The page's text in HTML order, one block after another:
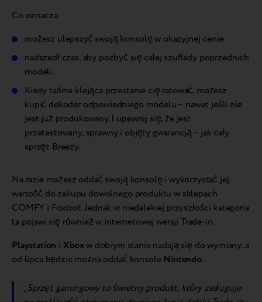
Co oznacza:
możesz ulepszyć swoją konsolę w okazyjnej cenie
nadszedł czas, aby pozbyć się całej szuflady poprzednich
modeli.
Kiedy taśma klejąca przestanie cię ratować, możesz
kupić dekoder odpowiedniego modelu – nawet jeśli nie
jest już produkowany. I upewnij się, że jest
przetestowany, sprawny i objęty gwarancją – jak cały
sprzęt Breezy.
Na razie możesz oddać swoją konsolę i wykorzystać jej
wartość do zakupu dowolnego produktu w sklepach
COMFY i Foxtrot. Jednak w niedalekiej przyszłości kategoria
ta pojawi się również w internetowej wersji Trade-in.
Playstation i Xboxw dobrym stanie nadają się do wymiany, a
od lipca będzie można oddać konsole Nintendo.
„Sprzęt gamingowy to świetny produkt, który zasługuje